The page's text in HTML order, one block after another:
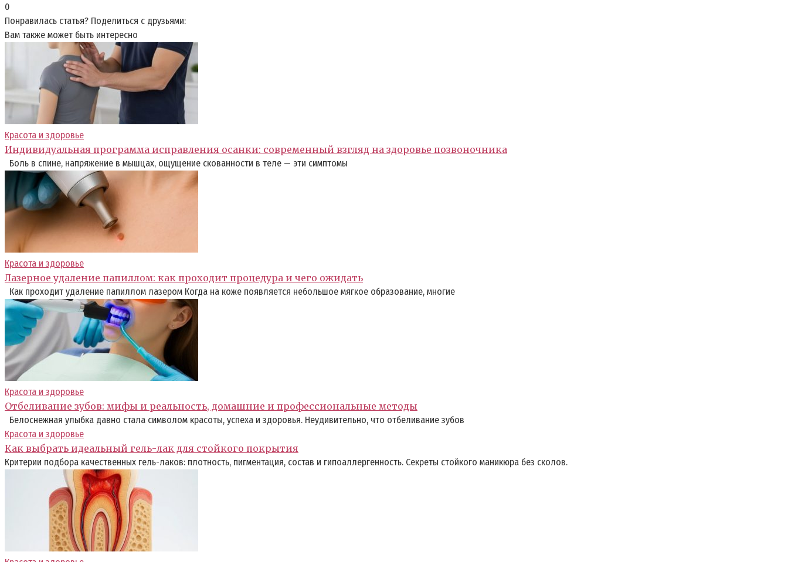
0
Понравилась статья? Поделиться с друзьями:
Вам также может быть интересно
Красота и здоровье
Индивидуальная программа исправления осанки: современный взгляд на здоровье позвоночника
Боль в спине, напряжение в мышцах, ощущение скованности в теле — эти симптомы
Красота и здоровье
Лазерное удаление папиллом: как проходит процедура и чего ожидать
Как проходит удаление папиллом лазером Когда на коже появляется небольшое мягкое образование, многие
Красота и здоровье
Отбеливание зубов: мифы и реальность, домашние и профессиональные методы
Белоснежная улыбка давно стала символом красоты, успеха и здоровья. Неудивительно, что отбеливание зубов
Красота и здоровье
Как выбрать идеальный гель-лак для стойкого покрытия
Критерии подбора качественных гель-лаков: плотность, пигментация, состав и гипоаллергенность. Секреты стойкого маникюра без сколов.